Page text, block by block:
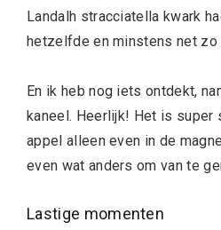
Landalh stracciatella kwark
hetzelfde en minstens net zo
En ik heb nog iets ontdekt,
kaneel. Heerlijk! Het is super
appel alleen even in de
even wat anders om van te
Lastige momenten